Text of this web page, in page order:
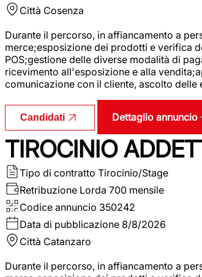
Città Cosenza
Durante il percorso, in affiancamento a
merce;esposizione dei prodotti e verifica
POS;gestione delle diverse modalità di
ricevimento all'esposizione e alla
comunicazione con il cliente, ascolto
Candidati Dettaglio annuncio
TIROCINIO
Tipo di contratto Tirocinio/Stage
Retribuzione Lorda 700 mensile
Codice annuncio 350242
Data di pubblicazione 8/8/2026
Città Catanzaro
Durante il percorso, in affiancamento a